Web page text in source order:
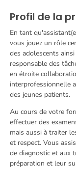
Profil de la
En tant
vous jouez un rôle
des adolescents
responsable des
en étroite
interprofessionnelle
des jeunes patients.
Au cours de votre
effectuer des
mais aussi à traiter
et respect. Vous
de diagnostic et aux
préparation et leur